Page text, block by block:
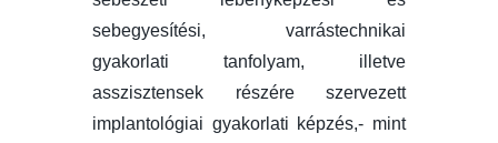
sebegyesítési, varrástechnikai
gyakorlati tanfolyam, illetve
asszisztensek részére szervezett
implantológiai gyakorlati képzés,- mint